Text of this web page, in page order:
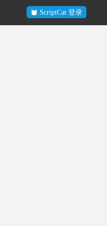
ScriptCat 登录